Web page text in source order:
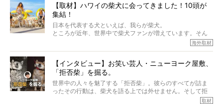
でも、いざそれぞれの個体を見ていくと、丈夫で病気にも
なりにくい、とは言えないような気もするのです。
実際に「病気にならない」などということはないし、飼い
主はそのためにやるべきことがある。
今回は、柴犬に関わる方たちすべてに読んで欲しい、ある
ご本人からのレポートは、愛情たっぷりで示唆に富んだ物
語でした。
※文章はご本人の了承を得て編集しています
※画像はすべてイメージです
※この記事は個人の感想であり、効果・効能を示すものではありません
【取材】ハワイの柴犬に会ってきました！10頭が
集結！
日本を代表する犬といえば、我らが柴犬。
ところが近年、世界中で柴犬ファンが増えています。そん
な中「柴犬ライフ」が目をつけたのは、南の楽園ハワイ。
柴犬オーナーが多く、定期的にオフ会まで開催されている
そんな噂を聞きつけ、今回はハワイの柴犬たちを取材して
きました！
海外取材
【インタビュー】お笑い芸人・ニューヨーク屋敷、
「拒否柴」を掘る。
世界中の人々を魅了する「拒否柴」。彼らのすべてが詰ま
ったその行動は、柴犬を語る上では外せません。そして拒
否柴がここまで話題になるのは、“映える”ことも理由のひと
取材